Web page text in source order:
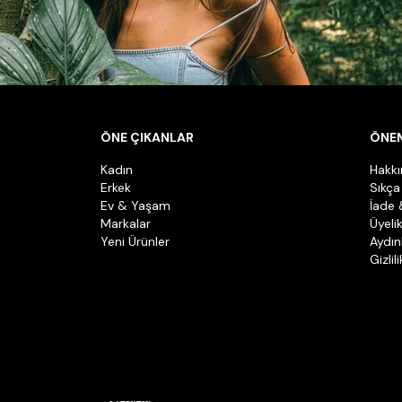
ÖNE ÇIKANLAR
Kadın
Erkek
Ev & Yaşam
Markalar
Yeni Ürünler
İade